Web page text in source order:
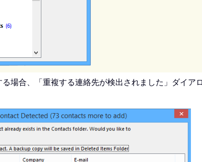
場合、「重複する連絡先が検出されました」ダイ